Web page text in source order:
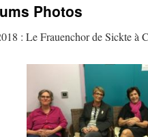
Photos
: Le Frauenchor de Sickte à